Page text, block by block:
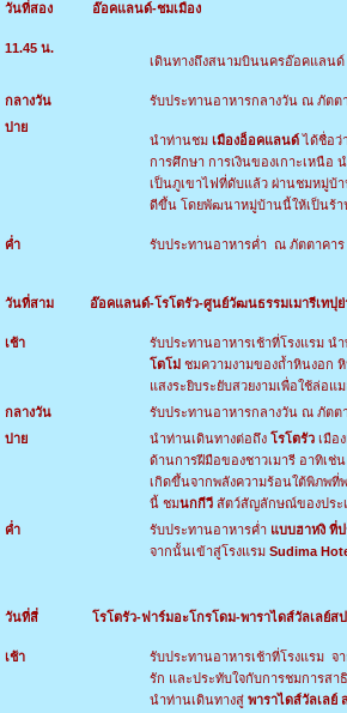
วันที่สอง อ๊อคแลนด์-ชมเมือง
11.45 น.
เดินทางถึงสนามบินนครอ๊อคแลน
กลางวัน
รับประทานอาหารกลางวัน ณ ภัตต
บ่าย
นำท่านชม เมืองอ็อคแลนด์ได้ชื่อว่
การศึกษา การเงินของเกาะเหนือ
เป็นภูเขาไฟที่ดับแล้ว ผ่านชมหมู่บ้า
ดีขึ้น โดยพัฒนาหมู่บ้านนี้ให้เป็นร้า
ค่ำ รับประทานอาหารค่ำ ณ ภัตตาคา
วันที่สาม อ๊อคแลนด์-โรโตรัว-ศูนย์วัฒนธรรมเมารีเทปุย่
เช้า รับประทานอาหารเช้าที่โรงแรม น
โตโม่ ชมความงามของถ้ำหินงอก
แสงระยิบระยับสวยงามเพื่อใช้ล่อ
กลางวัน
รับประทานอาหารกลางวัน ณ ภัตต
บ่าย
นำท่านเดินทางต่อถึง โรโตรัว เมือ
ด้านการฝีมือของชาวเมารี อาทิเ
เกิดขึ้นจากพลังความร้อนใต้พิภพที่
นี้ ชมนกกีวี สัตว์สัญลักษณ์ของประ
ค่ำ
รับประทานอาหารค่ำ แบบฮาหงิ ที่ป
จากนั้นเข้าสู่โรงแรม Sudima
วันที่สี่ โรโตรัว-ฟาร์มอะโกรโดม-พาราไดส์วัลเลย์สปริ
เช้า รับประทานอาหารเช้าที่โรงแรม
รัก และประทับใจกับการชมการ
นำท่านเดินทางสู่ พาราไดส์วัลเลย์